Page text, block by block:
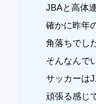
JBAと高体
確かに昨年
角落ちでし
そんなんで
サッカーは
頑張る感じ